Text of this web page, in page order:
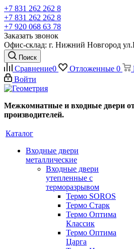
+7 831 262 262 8
+7 831 262 262 8
+7 920 068 63 78
Заказать звонок
Офис-склад: г. Нижний Новгород
Поиск
Сравнение0 Отложенные 0
Войти
Межкомнатные и входные двери
производителей.
Каталог
Входные двери
металлические
Входные двери
утепленные с
терморазрывом
Термо SOROS
Термо Старк
Термо Оптима
Классик
Термо Оптима
Царга